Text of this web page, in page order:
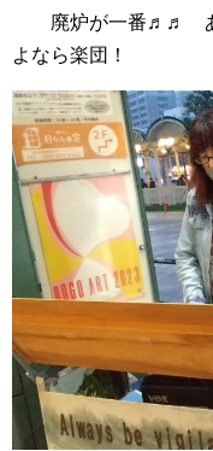
廃炉が一番♬♬ あ
よなら楽団！